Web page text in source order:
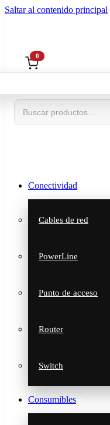
Saltar al contenido principal
Buscar
0
Conectividad
Cables de red
PowerLine
Punto de acceso
Router
Switch
Consumibles